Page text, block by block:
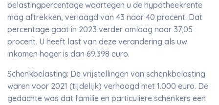
belastingpercentage waartegen u de hypotheekrente
mag aftrekken, verlaagd van 43 naar 40 procent. Dat
percentage gaat in 2023 verder omlaag naar 37,05
procent. U heeft last van deze verandering als uw
inkomen hoger is dan 69.398 euro.
Schenkbelasting: De vrijstellingen van schenkbelasting
waren voor 2021 (tijdelijk) verhoogd met 1.000 euro. De
gedachte was dat familie en particuliere schenkers een